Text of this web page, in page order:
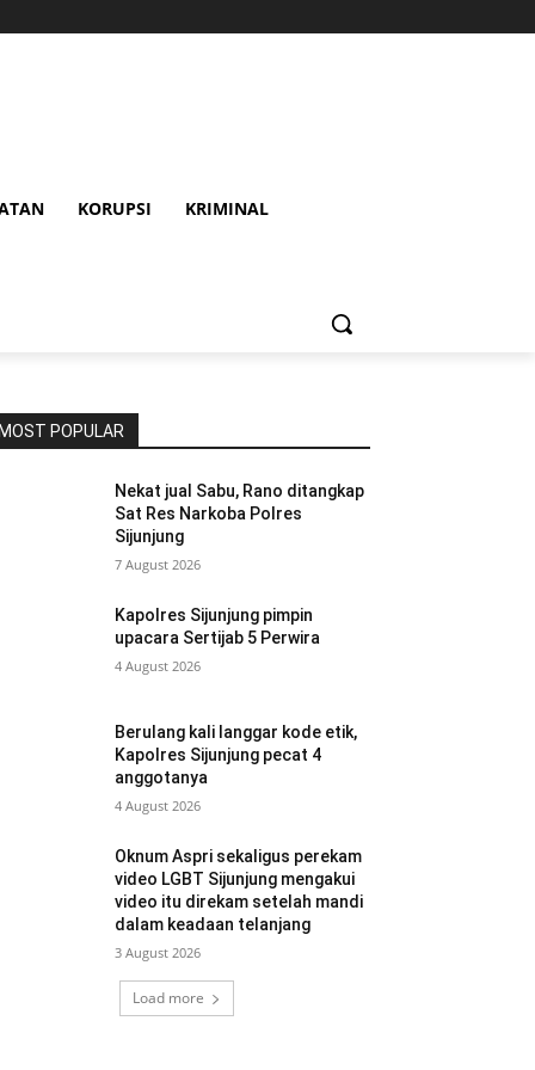
KORUPSI KRIMINAL
MOST POPULAR
Nekat jual Sabu, Rano ditangkap
Sat Res Narkoba Polres
Sijunjung
7 August 2026
Kapolres Sijunjung pimpin
upacara Sertijab 5 Perwira
4 August 2026
Berulang kali langgar kode etik,
Kapolres Sijunjung pecat 4
anggotanya
4 August 2026
Oknum Aspri sekaligus perekam
video LGBT Sijunjung mengakui
video itu direkam setelah mandi
dalam keadaan telanjang
3 August 2026
Load more